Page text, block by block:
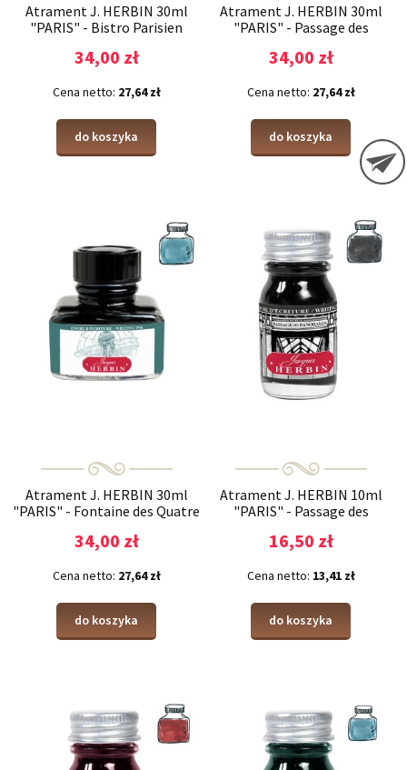
Atrament J. HERBIN 30ml
"PARIS" - Bistro Parisien
34,00 zł
Cena netto: 27,64 zł
do koszyka
Atrament J. HERBIN 30ml
"PARIS" - Passage des
34,00 zł
Cena netto: 27,64 zł
do koszyka
Atrament J. HERBIN 30ml
"PARIS" - Fontaine des Quatre
34,00 zł
Cena netto: 27,64 zł
do koszyka
Atrament J. HERBIN 10ml
"PARIS" - Passage des
16,50 zł
Cena netto: 13,41 zł
do koszyka